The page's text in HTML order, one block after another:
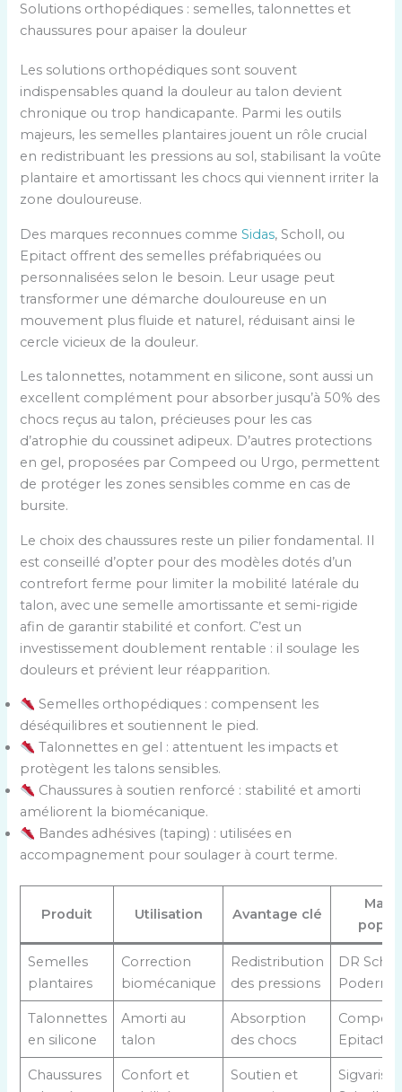
Solutions orthopédiques : semelles, talonnettes et
chaussures pour apaiser la douleur
Les solutions orthopédiques sont souvent
indispensables quand la douleur au talon devient
chronique ou trop handicapante. Parmi les outils
majeurs, les semelles plantaires jouent un rôle crucial
en redistribuant les pressions au sol, stabilisant la voûte
plantaire et amortissant les chocs qui viennent irriter la
zone douloureuse.
Des marques reconnues commeSidas, Scholl, ou
Epitact offrent des semelles préfabriquées ou
personnalisées selon le besoin. Leur usage peut
transformer une démarche douloureuse en un
mouvement plus fluide et naturel, réduisant ainsi le
cercle vicieux de la douleur.
Les talonnettes, notamment en silicone, sont aussi un
excellent complément pour absorber jusqu’à 50% des
chocs reçus au talon, précieuses pour les cas
d’atrophie du coussinet adipeux. D’autres protections
en gel, proposées par Compeed ou Urgo, permettent
de protéger les zones sensibles comme en cas de
bursite.
Le choix des chaussures reste un pilier fondamental. Il
est conseillé d’opter pour des modèles dotés d’un
contrefort ferme pour limiter la mobilité latérale du
talon, avec une semelle amortissante et semi-rigide
afin de garantir stabilité et confort. C’est un
investissement doublement rentable : il soulage les
douleurs et prévient leur réapparition.
Semelles orthopédiques : compensent les
déséquilibres et soutiennent le pied.
Talonnettes en gel : attentuent les impacts et
protègent les talons sensibles.
Chaussures à soutien renforcé : stabilité et amorti
améliorent la biomécanique.
Bandes adhésives (taping) : utilisées en
accompagnement pour soulager à court terme.
Produit Utilisation Avantage clé
Semelles
plantaires
Correction
biomécanique
Redistribution
des pressions
DR
Poderm,
Talonnettes
en silicone
Amorti au
talon
Absorption
des chocs
Epitact
Chaussures
Confort et
Soutien et
Sigvaris,